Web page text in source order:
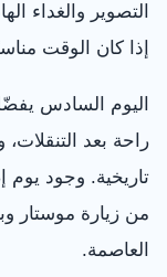
التصوير والغداء
إذا كان الوقت
اليوم السادس
راحة بعد
تاريخية. وجود
من زيارة موستار
العاصمة.